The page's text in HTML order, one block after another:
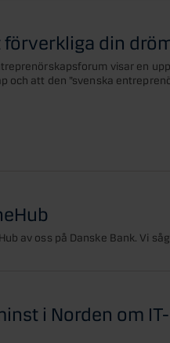
förverkliga din
visar en
och att den ”svenska
av oss på Danske Bank. Vi
i Norden om IT-